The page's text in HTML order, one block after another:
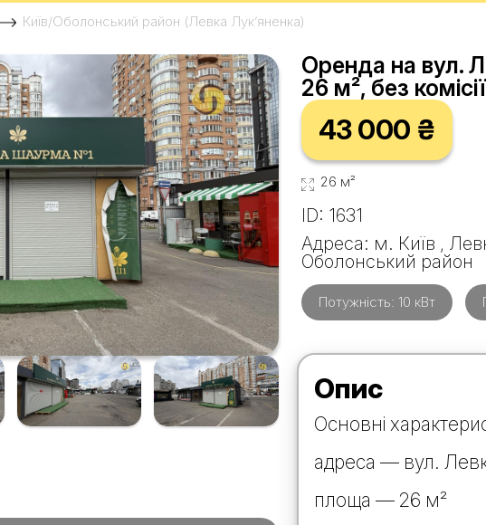
Київ/Оболонський район (Левка Лук’яненка)
Оренда на вул.
26 м², без комісії
43 000 ₴
26 м²
ID: 1631
Адреса: м. Київ ,
Оболонський район
Потужність: 10 кВт
Опис
Основні
адреса — вул.
площа — 26 м²